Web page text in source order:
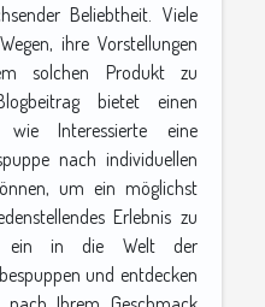
Beliebtheit. Viele
ihre Vorstellungen
solchen Produkt zu
bietet einen
wie Interessierte eine
nach individuellen
um ein möglichst
Erlebnis zu
ein in die Welt der
und entdecken